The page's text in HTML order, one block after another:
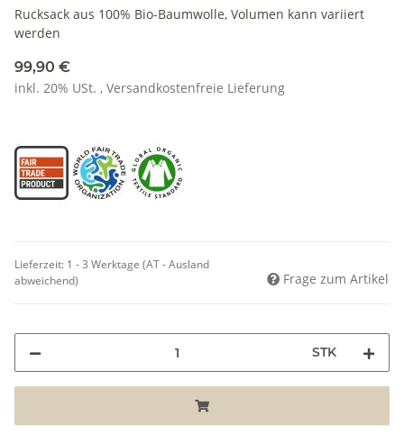
Rucksack aus 100% Bio-Baumwolle, Volumen kann variiert
werden
99,90 €
inkl. 20% USt. , Versandkostenfreie Lieferung
Lieferzeit: 1 - 3 Werktage (AT - Ausland
abweichend)
Frage zum Artikel
STK